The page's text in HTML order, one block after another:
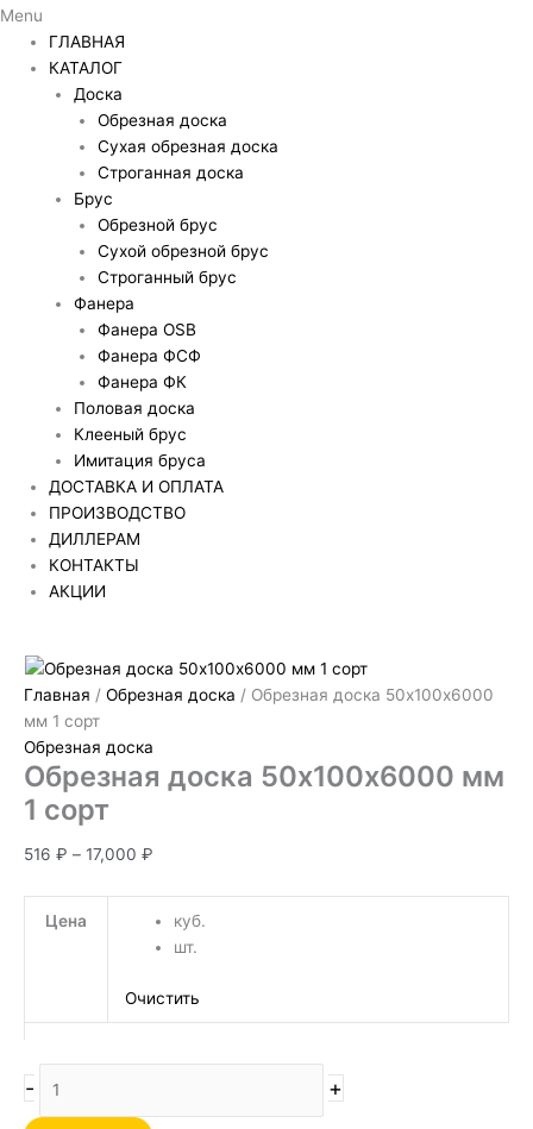
Menu
ГЛАВНАЯ
КАТАЛОГ
Доска
Обрезная доска
Сухая обрезная доска
Строганная доска
Брус
Обрезной брус
Сухой обрезной брус
Строганный брус
Фанера
Фанера OSB
Фанера ФСФ
Фанера ФК
Половая доска
Клееный брус
Имитация бруса
ДОСТАВКА И ОПЛАТА
ПРОИЗВОДСТВО
ДИЛЛЕРАМ
КОНТАКТЫ
АКЦИИ
Главная / Обрезная доска / Обрезная доска 50х100х6000
мм 1 сорт
Обрезная доска
Обрезная доска 50х100х6000 мм
1 сорт
516 ₽ – 17,000 ₽
Цена
куб.
шт.
Очистить
- +